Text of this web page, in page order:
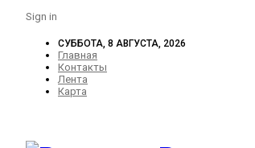
Sign in
СУББОТА, 8 АВГУСТА, 2026
Главная
Контакты
Лента
Карта